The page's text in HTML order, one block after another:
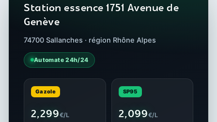
Station essence 1751 Avenue de
Genève
74700 Sallanches · région Rhône Alpes
Automate 24h/24
Gazole
2,299€/L
SP95
2,099€/L